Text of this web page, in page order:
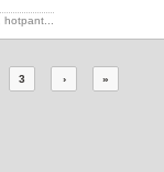
hotpant...
3 › »